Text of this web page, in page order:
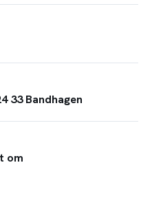
33 Bandhagen
om